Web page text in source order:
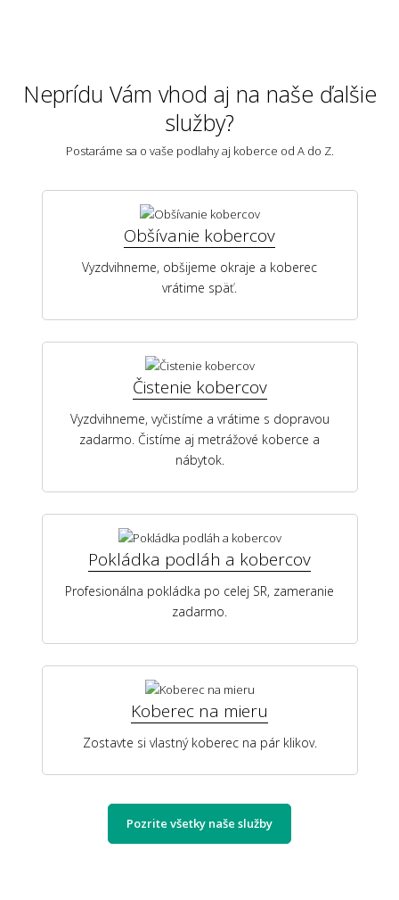
Ako sa rohožka, koberec a behúň udržujú?
Neprídu Vám vhod aj na naše ďalšie
služby?
Postaráme sa o vaše podlahy aj koberce od A do Z.
Obšívanie kobercov
Vyzdvihneme, obšijeme okraje a koberec
vrátime späť.
Čistenie kobercov
Vyzdvihneme, vyčistíme a vrátime s dopravou
zadarmo. Čistíme aj metrážové koberce a
nábytok.
Pokládka podláh a kobercov
Profesionálna pokládka po celej SR, zameranie
zadarmo.
Koberec na mieru
Zostavte si vlastný koberec na pár klikov.
Pozrite všetky naše služby